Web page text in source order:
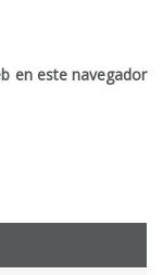
en este navegador